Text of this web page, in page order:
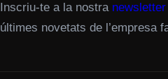
Inscriu-te a la nostra newsletter
últimes novetats de l’empresa